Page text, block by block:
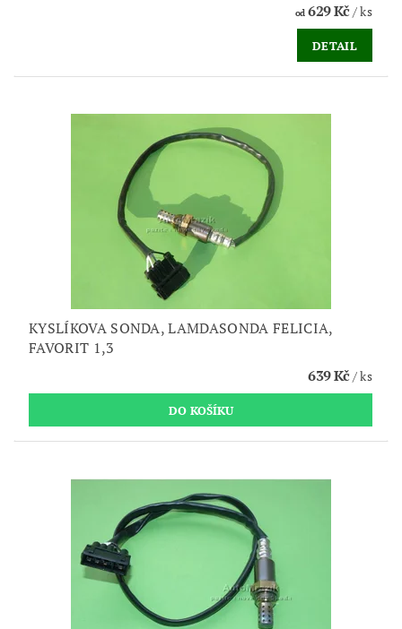
od629 Kč/ ks
DETAIL
KYSLÍKOVA SONDA, LAMDASONDA FELICIA,
FAVORIT 1,3
639 Kč/ ks